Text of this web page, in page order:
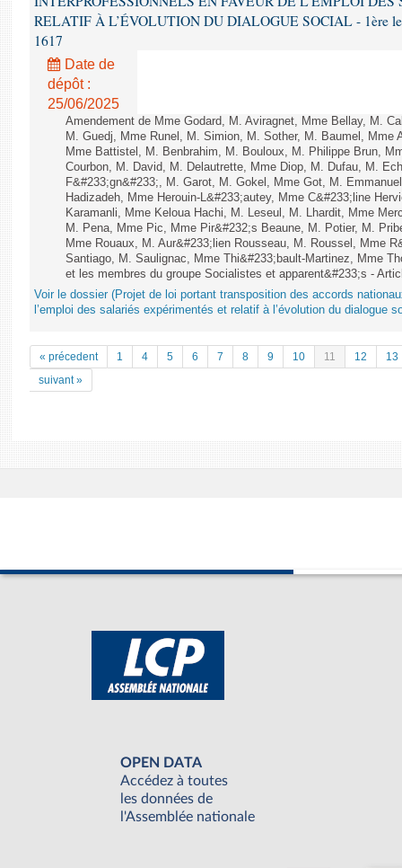
RELATIF À L’ÉVOLUTION DU DIALOGUE SOCIAL - 1ère
1617
Date de
dépôt :
25/06/2025
Amendement de Mme Godard, M. Aviragnet, Mme Bellay, M.
M. Guedj, Mme Runel, M. Simion, M. Sother, M. Baumel, Mme
Mme Battistel, M. Benbrahim, M. Bouloux, M. Philippe Brun,
Courbon, M. David, M. Delautrette, Mme Diop, M. Dufau, M.
F&#233;gn&#233;, M. Garot, M. Gokel, Mme Got, M.
Hadizadeh, Mme Herouin-L&#233;autey, Mme C&#233;line
Karamanli, Mme Keloua Hachi, M. Leseul, M. Lhardit, Mme
M. Pena, Mme Pic, Mme Pir&#232;s Beaune, M. Potier, M.
Mme Rouaux, M. Aur&#233;lien Rousseau, M. Roussel, Mme
Santiago, M. Saulignac, Mme Thi&#233;bault-Martinez, Mme
et les membres du groupe Socialistes et apparent&#233;s -
Voir le dossier (Projet de loi portant transposition des accords
l’emploi des salariés expérimentés et relatif à l’évolution du dialogue
« précedent 1 4 5 6 7 8 9 10 11 12
13
suivant »
OPEN DATA
Accédez à toutes
les données de
l'Assemblée nationale